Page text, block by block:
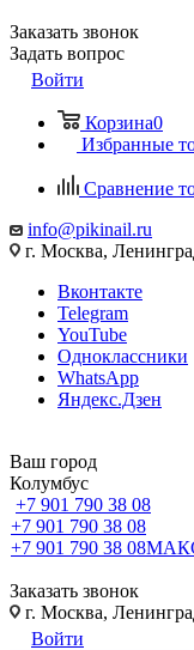
Заказать звонок
Задать вопрос
Войти
Корзина0
Избранные
Сравнение
info@pikinail.ru
г. Москва,
Вконтакте
Telegram
YouTube
Одноклассники
WhatsApp
Яндекс.Дзен
Ваш город
Колумбус
+7 901 790 38 08
+7 901 790 38 08
+7 901 790 38 08
Заказать звонок
г. Москва,
Войти